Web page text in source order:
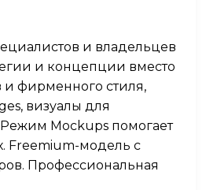
и владельцев
и концепции вместо
и фирменного стиля,
визуалы для
Mockups помогает
Freemium-модель с
Профессиональная